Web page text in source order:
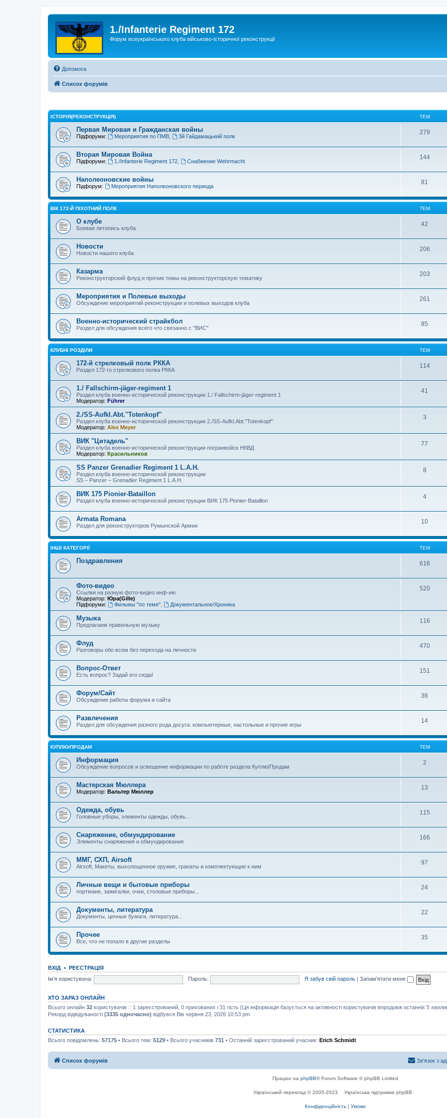
1./Infanterie Regiment 172
Форум всеукраїнського клуба військово-історичної реконструкції
Допомога
Список форумів
ІСТОРIЯ(РЕКОНСТРУКЦІЯ) ТЕМ
Первая Мировая и Гражданская войны
Підфоруми: Мероприятия по ПМВ, 3й Гайдамацький полк
279
Вторая Мировая Война
Підфоруми: 1./Infanterie Regiment 172, Снабжение Wehrmacht
144
Наполеоновские войны
Підфорум: Мероприятия Наполеоновского периода
81
ВІК 172-Й ПІХОТНИЙ ПОЛК ТЕМ
О клубе
Боевая летопись клуба
42
Новости
Новости нашего клуба
206
Казарма
Реконструкторский флуд и прочие темы на реконструкторскую тематику
203
Мероприятия и Полевые выходы
Обсуждение мероприятий реконструкции и полевых выходов клуба
261
Военно-исторический страйкбол
Раздел для обсуждения всего что связанно с "ВИС"
85
КЛУБНІ РОЗДІЛИ ТЕМ
172-й стрелковый полк РККА
Раздел 172-го стрелкового полка РККА
114
1./ Fallschirm-jäger-regiment 1
Раздел клуба военно-исторической реконструкции 1./ Fallschirm-jäger-regiment 1
Модератор: Führer
41
2./SS-Aufkl.Abt.''Totenkopf''
Раздел клуба военно-исторической реконструкции 2./SS-Aufkl.Abt.''Totenkopf''
Модератор: Alex Meyer
3
ВИК "Цитадель"
Раздел клуба военно-исторической реконструкции погранвойск НКВД
Модератор: Красильников
77
SS Panzer Grenadier Regiment 1 L.A.H.
Раздел клуба военно-исторической реконструкции
SS – Panzer – Grenadier Regiment 1 L.A.H.
8
ВИК 175 Pionier-Bataillon
Раздел клуба военно-исторической реконструкции ВИК 175 Pionier-Bataillon
4
Armata Romana
Раздел для реконструкторов Румынской Армии
10
ІНШІ КАТЕГОРІЇ ТЕМ
Поздравления 616
Фото-видео
Ссылки на разную фото-видео инф-ию
Модератор: Юра(Gille)
Підфоруми:
Фильмы "по теме", Документальное/Хроника
520
Музыка
Предлагаем правильную музыку
116
Флуд
Разговоры обо всем без перехода на личности
470
Вопрос-Ответ
Есть вопрос? Задай его сюда!
151
Форум/Сайт
Обсуждение работы форума и сайта
36
Развлечения
Раздел для обсуждения разного рода досуга: компьютерные, настольные и прочие игры
14
КУПЛЮ/ПРОДАМ ТЕМ
Информация
Обсуждение вопросов и освещение информации по работе раздела Куплю/Продам
2
Мастерская Мюллера
Модератор: Вальтер Мюллер
13
Одежда, обувь
Головные уборы, элементы одежды, обувь...
115
Снаряжение, обмундирование
Элементы снаряжения и обмундирования
166
ММГ, СХП, Airsoft
Airsoft, Макеты, выхолощенное оружие, гранаты и комплектующие к ним
97
Личные вещи и бытовые приборы
портмане, зажигалки, очки, столовые приборы...
24
Документы, литература
Документы, ценные бумаги, литература...
22
Прочее
Все, что не попало в другие разделы
35
ВХІД • РЕЄСТРАЦІЯ
Ім'я користувача:
Пароль: Я забув свій пароль Запам'ятати мене
ХТО ЗАРАЗ ОНЛАЙН
Всього онлайн 32 користувачів :: 1 зареєстрований, 0 прихованих і 31 гість (Ця інформація базується на активності користувачів впродовж останніх 5
Рекорд відвідуваності (3335 одночасно) відбувся Вів червня 23, 2026 10:53 pm
СТАТИСТИКА
Всього повідомлень: 57175 • Всього тем: 5129 • Всього учасників 731 • Останній зареєстрований учасник: Erich Schmidt
Список форумів Зв'язок з
Працює на phpBB® Forum Software © phpBB Limited
Український переклад © 2005-2023 Українська підтримка phpBB
Конфіденційність | Умови